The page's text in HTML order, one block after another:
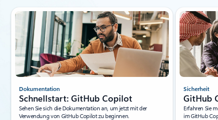
Folie 1 von 3 wird angezeigt
Dokumentation
Schnellstart: GitHub Copilot
Sehen Sie sich die Dokumentation an, um jetzt mit der
Verwendung von GitHub Copilot zu beginnen.
Sicherheit
GitHub
Erfahren Sie
im GitHub